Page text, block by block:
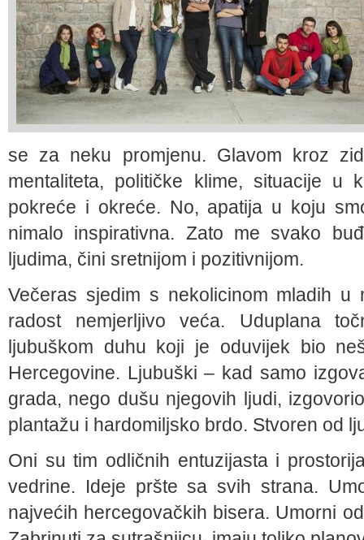
se za neku promjenu. Glavom kroz
mentaliteta, političke klime, situacije u
pokreće i okreće. No, apatija u koju
nimalo inspirativna. Zato me svako
ljudima, čini sretnijom i pozitivnijom.
Večeras sjedim s nekolicinom mladih
radost nemjerljivo veća. Uduplana
ljubuškom duhu koji je oduvijek bio
Hercegovine. Ljubuški – kad samo
grada, nego dušu njegovih ljudi,
plantažu i hardomiljsko brdo. Stvoren od
Oni su tim odličnih entuzijasta i
vedrine. Ideje pršte sa svih strana.
najvećih hercegovačkih bisera. Umorni